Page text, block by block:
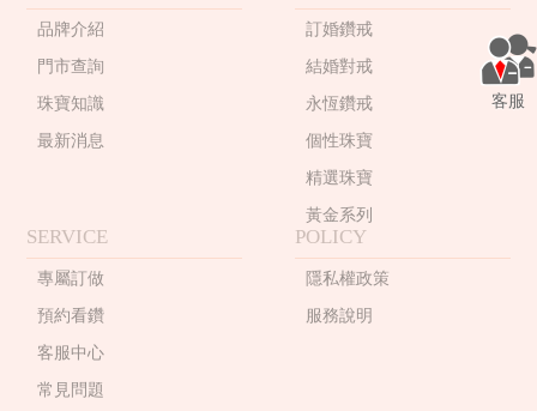
品牌介紹
門市查詢
珠寶知識
最新消息
訂婚鑽戒
結婚對戒
永恆鑽戒
個性珠寶
精選珠寶
黃金系列
SERVICE
專屬訂做
預約看鑽
客服中心
常見問題
POLICY
隱私權政策
服務說明
客服